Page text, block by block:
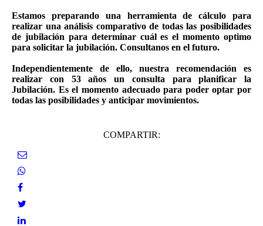
Estamos preparando una herramienta de cálculo para
realizar una análisis comparativo de todas las posibilidades
de jubilación para determinar cuál es el momento optimo
para solicitar la jubilación. Consultanos en el futuro.
Independientemente de ello, nuestra recomendación es
realizar con 53 años un consulta para planificar la
Jubilación. Es el momento adecuado para poder optar por
todas las posibilidades y anticipar movimientos.
COMPARTIR: